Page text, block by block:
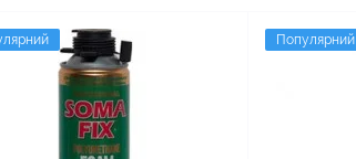
Популярний